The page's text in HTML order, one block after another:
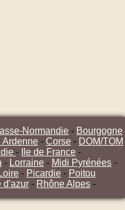
Normandie - Bourgogne
Ardenne - Corse - DOM/TOM
- Ile de France -
- Lorraine - Midi Pyrénées -
- Picardie - Poitou
d'azur - Rhône Alpes -